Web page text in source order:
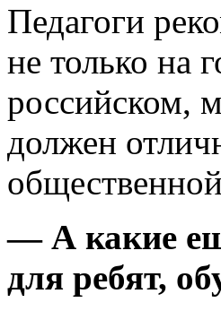
Педагоги
не только на
российском,
должен
— А какие
для ребят,